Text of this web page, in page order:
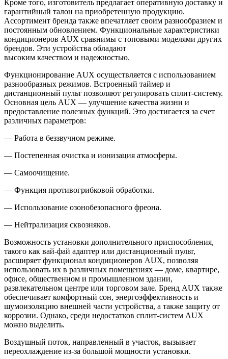
Кроме того, изготовитель предлагает оперативную доставку и
гарантийный талон на приобретенную продукцию.
Ассортимент бренда также впечатляет своим разнообразием и
постоянным обновлением. Функциональные характеристики
кондиционеров AUX сравнимы с топовыми моделями других
брендов. Эти устройства обладают
высоким качеством и надежностью.
Функционирование AUX осуществляется с использованием
разнообразных режимов. Встроенный таймер и
дистанционный пульт позволяют регулировать сплит-систему.
Основная цель AUX — улучшение качества жизни и
предоставление полезных функций. Это достигается за счет
различных параметров:
— Работа в беззвучном режиме.
— Постепенная очистка и ионизация атмосферы.
— Самоочищение.
— Функция противогрибковой обработки.
— Использование озонобезопасного фреона.
— Нейтрализация сквозняков.
Возможность установки дополнительного приспособления,
такого как вай-фай адаптер или дистанционный пульт,
расширяет функционал кондиционеров AUX, позволяя
использовать их в различных помещениях — доме, квартире,
офисе, общественном и промышленном здании,
развлекательном центре или торговом зале. Бренд AUX также
обеспечивает комфортный сон, энергоэффективность и
шумоизоляцию внешней части устройства, а также защиту от
коррозии. Однако, среди недостатков сплит-систем AUX
можно выделить.
Воздушный поток, направленный в участок, вызывает
переохлаждение из-за большой мощности установки.